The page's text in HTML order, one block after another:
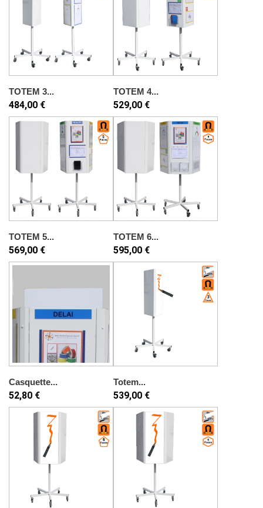
TOTEM 3...
484,00 €
TOTEM 4...
529,00 €
TOTEM 5...
569,00 €
TOTEM 6...
595,00 €
Casquette...
52,80 €
Totem...
539,00 €